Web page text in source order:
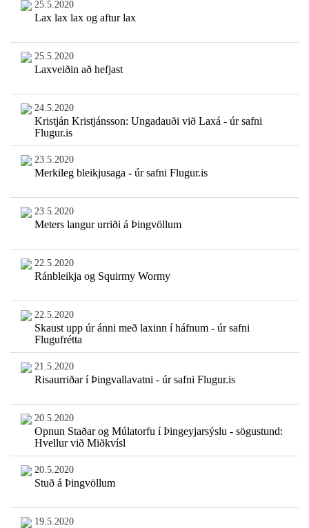
25.5.2020
Lax lax lax og aftur lax
25.5.2020
Laxveiðin að hefjast
24.5.2020
Kristján Kristjánsson: Ungadauði við Laxá - úr safni
Flugur.is
23.5.2020
Merkileg bleikjusaga - úr safni Flugur.is
23.5.2020
Meters langur urriði á Þingvöllum
22.5.2020
Ránbleikja og Squirmy Wormy
22.5.2020
Skaust upp úr ánni með laxinn í háfnum - úr safni
Flugufrétta
21.5.2020
Risaurriðar í Þingvallavatni - úr safni Flugur.is
20.5.2020
Opnun Staðar og Múlatorfu í Þingeyjarsýslu - sögustund:
Hvellur við Miðkvísl
20.5.2020
Stuð á Þingvöllum
19.5.2020